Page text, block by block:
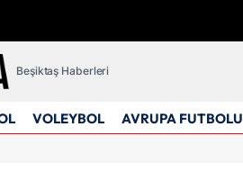
Beşiktaş Haberleri
VOLEYBOL AVRUPA FUTBOLU